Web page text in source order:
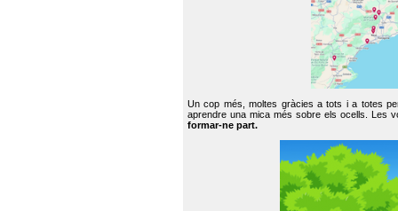
Un cop més, moltes gràcies a tots i a totes
aprendre una mica més sobre els ocells. Les
formar-ne part.